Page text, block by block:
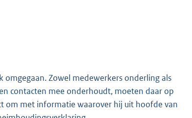
Zowel medewerkers onderling als
contacten mee onderhoudt, moeten daar op
om met informatie waarover hij uit hoofde van